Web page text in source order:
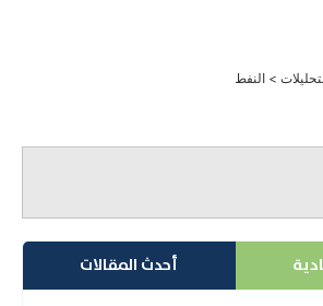
> النفط
أحدث المقالات